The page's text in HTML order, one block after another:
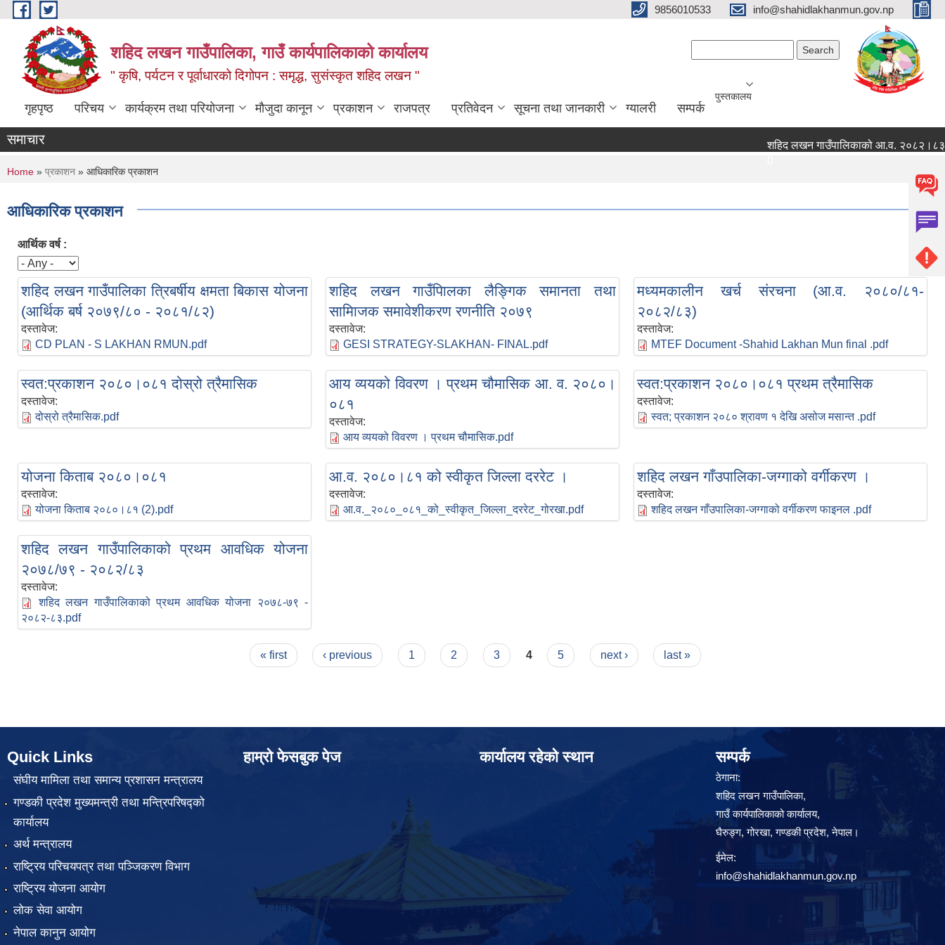
Skip to main content 9856010533 info@shahidlakhanmun.gov.np
शहिद लखन गाउँपालिका, गाउँ कार्यपालिकाको कार्यालय
" कृषि, पर्यटन र पूर्वाधारको दिगोपन : समृद्ध, सुसंस्कृत शहिद लखन "
गृहपृष्ठ परिचय कार्यक्रम तथा परियोजना मौजुदा कानून प्रकाशन राजपत्र प्रतिवेदन सूचना तथा जानकारी ग्यालरी सम्पर्क
पुस्तकालय
समाचार
शहिद लखन गाउँपालिकाको आ.व. २०८२।८३ को
You are here
Home » प्रकाशन » आधिकारिक प्रकाशन
आधिकारिक प्रकाशन
आर्थिक वर्ष :
शहिद लखन गाउँपालिका त्रिबर्षीय क्षमता बिकास योजना
(आर्थिक बर्ष २०७९/८० - २०८१/८२)
दस्तावेज:
CD PLAN - S LAKHAN RMUN.pdf
शहिद लखन गाउँपािलका लैङ्गिक समानता तथा
सामािजक समावेशीकरण रणनीति २०७९
दस्तावेज:
GESI STRATEGY-SLAKHAN- FINAL.pdf
मध्यमकालीन खर्च संरचना (आ.व. २०८०/८१-
२०८२/८३)
दस्तावेज:
MTEF Document -Shahid Lakhan Mun final .pdf
स्वत:प्रकाशन २०८०।०८१ दोस्रो त्रैमासिक
दस्तावेज:
दोस्रो त्रैमासिक.pdf
आय व्ययको विवरण । प्रथम चौमासिक आ. व. २०८०।
०८१
दस्तावेज:
आय व्ययको विवरण । प्रथम चौमासिक.pdf
स्वत:प्रकाशन २०८०।०८१ प्रथम त्रैमासिक
दस्तावेज:
स्वत; प्रकाशन २०८० श्रावण १ देखि असोज मसान्त .pdf
योजना किताब २०८०।०८१
दस्तावेज:
योजना किताब २०८०।८१ (2).pdf
आ.व. २०८०।८१ को स्वीकृत जिल्ला दररेट ।
दस्तावेज:
आ.व._२०८०_०८१_को_स्वीकृत_जिल्ला_दररेट_गोरखा.pdf
शहिद लखन गाँउपालिका-जग्गाको वर्गीकरण ।
दस्तावेज:
शहिद लखन गाँउपालिका-जग्गाको वर्गीकरण फाइनल .pdf
शहिद लखन गाउँपालिकाको प्रथम आवधिक योजना
२०७८/७९ - २०८२/८३
दस्तावेज:
शहिद लखन गाउँपालिकाको प्रथम आवधिक योजना २०७८-७९ -
२०८२-८३.pdf
« first ‹ previous 1 2 3 4 5 next › last »
Quick Links
संघीय मामिला तथा समान्य प्रशासन मन्त्रालय
गण्डकी प्रदेश मुख्यमन्त्री तथा मन्त्रिपरिषद्को
कार्यालय
अर्थ मन्त्रालय
राष्ट्रिय परिचयपत्र तथा पञ्जिकरण विभाग
राष्ट्रिय योजना आयोग
लोक सेवा आयोग
नेपाल कानुन आयोग
हाम्रो फेसबुक पेज कार्यालय रहेको स्थान सम्पर्क
ठेगाना:
शहिद लखन गाउँपालिका,
गाउँ कार्यपालिकाको कार्यालय,
घैरुङ्ग, गोरखा, गण्डकी प्रदेश, नेपाल।
ईमेल:
info@shahidlakhanmun.gov.np